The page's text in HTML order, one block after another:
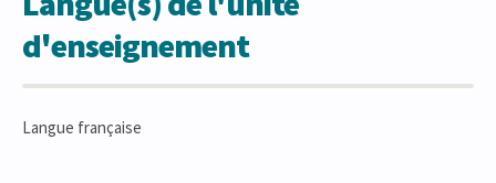
d'enseignement
Langue française